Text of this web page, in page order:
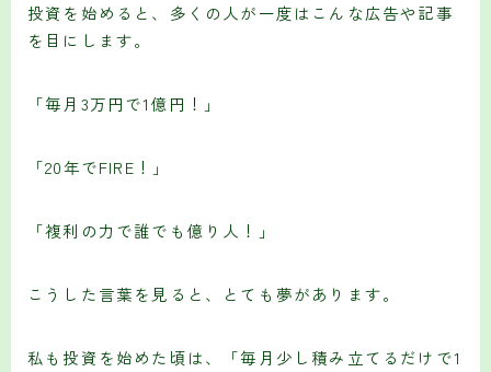
投資を始めると、多くの人が一度はこんな広告や記事
を目にします。
「毎月3万円で1億円！」
「20年でFIRE！」
「複利の力で誰でも億り人！」
こうした言葉を見ると、とても夢があります。
私も投資を始めた頃は、「毎月少し積み立てるだけで1